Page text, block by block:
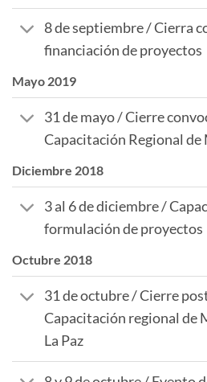
8 de septiembre / Cierra
financiación de proyectos
Mayo 2019
31 de mayo / Cierre
Capacitación Regional de
Diciembre 2018
3 al 6 de diciembre /
formulación de proyectos
Octubre 2018
31 de octubre / Cierre
Capacitación regional de
La Paz